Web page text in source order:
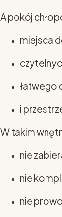
A pokój
miejsca
łatwego
i
W takim
nie
nie
nie